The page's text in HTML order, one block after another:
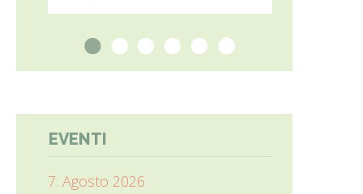
1 2 3 4 5 6
EVENTI
7. Agosto 2026